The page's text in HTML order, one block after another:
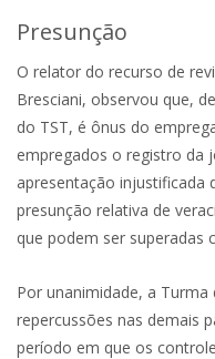
Presunção
O relator do recurso de
Bresciani, observou que,
do TST, é ônus do
empregados o registro da
apresentação injustificada
presunção relativa de
que podem ser superadas
Por unanimidade, a
repercussões nas demais
período em que os